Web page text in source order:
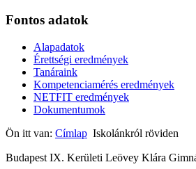
Fontos adatok
Alapadatok
Érettségi eredmények
Tanáraink
Kompetenciamérés eredmények
NETFIT eredmények
Dokumentumok
Ön itt van: Címlap Iskolánkról röviden
Budapest IX. Kerületi Leövey Klára